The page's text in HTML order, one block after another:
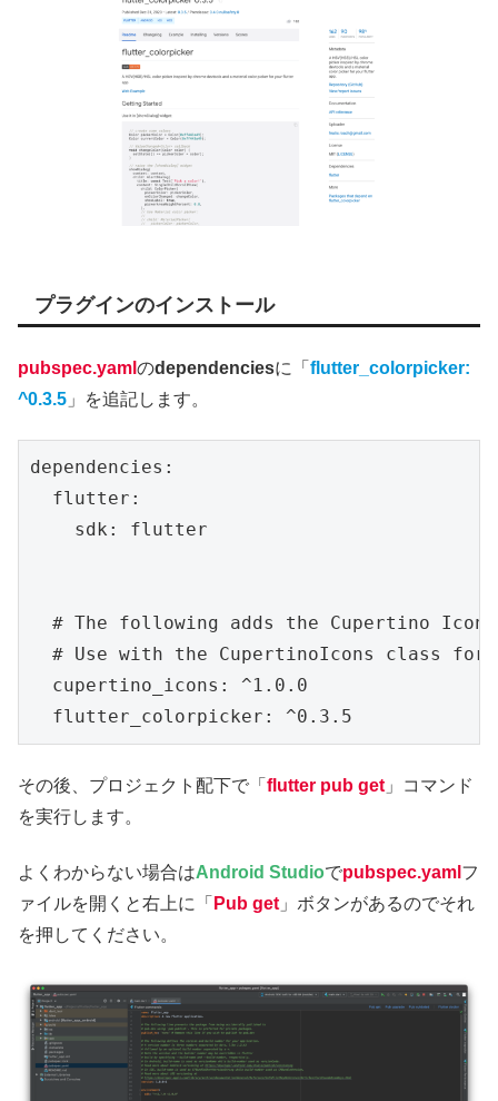
プラグインのインストール
pubspec.yaml のdependenciesに「 flutter_colorpicker:
^0.3.5 」を追記します。
dependencies:
  flutter:
    sdk: flutter
# The following adds the Cupertino
# Use with the CupertinoIcons class for
  cupertino_icons: ^1.0.0
その後、プロジェクト配下で「 flutter pub get 」コマンド
を実行します。
よくわからない場合はAndroid Studioでpubspec.yaml フ
ァイルを開くと右上に「 Pub get 」ボタンがあるのでそれ
を押してください。